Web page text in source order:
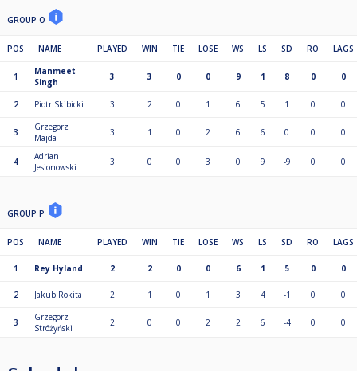
GROUP O
POS NAME PLAYED WIN TIE LOSE WS LS SD RO LAGS
1
Manmeet
Singh
3 3 0 0 9 1 8 0 0
2 Piotr Skibicki 3 2 0 1 6 5 1 0 0
3
Grzegorz
Majda
3 1 0 2 6 6 0 0 0
4
Adrian
Jesionowski
3 0 0 3 0 9 -9 0 0
GROUP P
POS NAME PLAYED WIN TIE LOSE WS LS SD RO LAGS
1 Rey Hyland 2 2 0 0 6 1 5 0 0
2 Jakub Rokita 2 1 0 1 3 4 -1 0 0
3
Grzegorz
Stróżyński
2 0 0 2 2 6 -4 0 0